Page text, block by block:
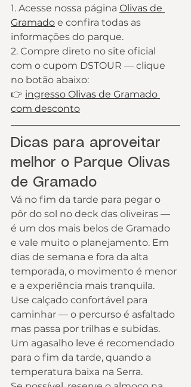
1. Acesse nossa página Olivas de
Gramado e confira todas as
informações do parque.
2. Compre direto no site oficial
com o cupom DSTOUR — clique
no botão abaixo:
👉 ingresso Olivas de Gramado
com desconto
Dicas para aproveitar
melhor o Parque Olivas
de Gramado
Vá no fim da tarde para pegar o
pôr do sol no deck das oliveiras —
é um dos mais belos de Gramado
e vale muito o planejamento. Em
dias de semana e fora da alta
temporada, o movimento é menor
e a experiência mais tranquila.
Use calçado confortável para
caminhar — o percurso é asfaltado
mas passa por trilhas e subidas.
Um agasalho leve é recomendado
para o fim da tarde, quando a
temperatura baixa na Serra.